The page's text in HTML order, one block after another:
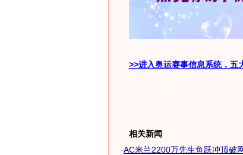
>>进入奥运赛事信息系统，五
相关新闻
·AC米兰2200万先生鱼跃冲顶破